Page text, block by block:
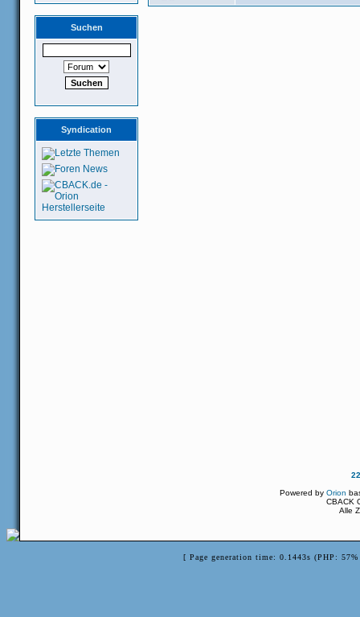
Suchen
Syndication
Powered by Orion
CBACK
Alle
[ Page generation time: 0.1443s (PHP: